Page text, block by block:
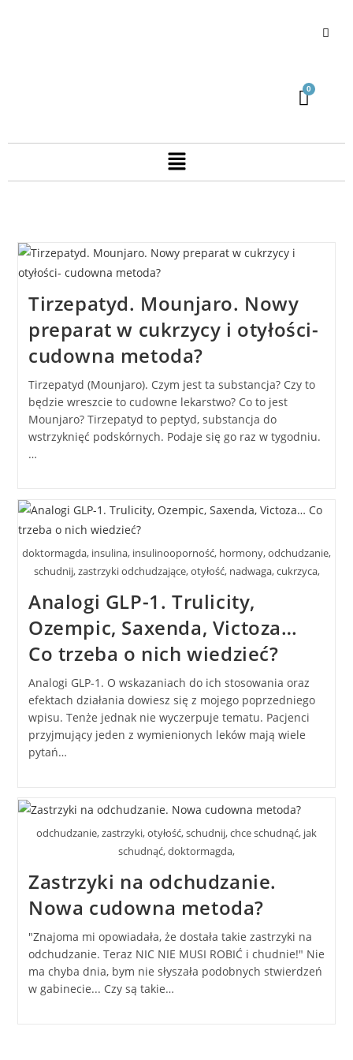
Tirzepatyd. Mounjaro. Nowy
preparat w cukrzycy i otyłości-
cudowna metoda?
Tirzepatyd (Mounjaro). Czym jest ta substancja? Czy to
będzie wreszcie to cudowne lekarstwo? Co to jest
Mounjaro? Tirzepatyd to peptyd, substancja do
wstrzyknięć podskórnych. Podaje się go raz w tygodniu.
…
doktormagda, insulina, insulinooporność, hormony, odchudzanie,
schudnij, zastrzyki odchudzające, otyłość, nadwaga, cukrzyca,
Analogi GLP-1. Trulicity,
Ozempic, Saxenda, Victoza…
Co trzeba o nich wiedzieć?
Analogi GLP-1. O wskazaniach do ich stosowania oraz
efektach działania dowiesz się z mojego poprzedniego
wpisu. Tenże jednak nie wyczerpuje tematu. Pacjenci
przyjmujący jeden z wymienionych leków mają wiele
pytań…
odchudzanie, zastrzyki, otyłość, schudnij, chce schudnąć, jak
schudnąć, doktormagda,
Zastrzyki na odchudzanie.
Nowa cudowna metoda?
"Znajoma mi opowiadała, że dostała takie zastrzyki na
odchudzanie. Teraz NIC NIE MUSI ROBIĆ i chudnie!" Nie
ma chyba dnia, bym nie słyszała podobnych stwierdzeń
w gabinecie... Czy są takie…